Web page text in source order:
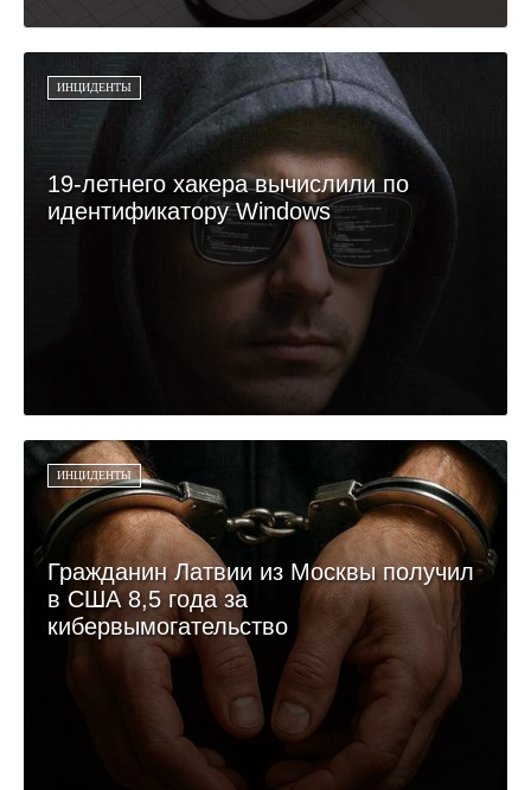
ИНЦИДЕНТЫ
19-летнего хакера вычислили по
идентификатору Windows
ИНЦИДЕНТЫ
Гражданин Латвии из Москвы получил
в США 8,5 года за
кибервымогательство